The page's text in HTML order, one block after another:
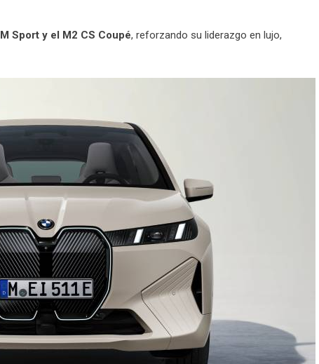
Sport y el M2 CS Coupé, reforzando su liderazgo en lujo,